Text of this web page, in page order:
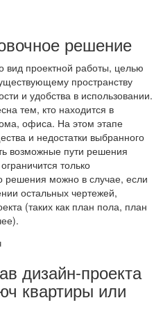
решение
вид проектной работы, целью
пространству
и удобства в использовании.
тем, кто находится в
офиса. На этом этапе
и недостатки выбранного
возможные пути решения
только
решения можно в случае, если
остальных чертежей,
(таких как план пола, план
дизайн-проекта
квартиры или